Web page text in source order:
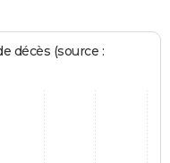
décès (source :